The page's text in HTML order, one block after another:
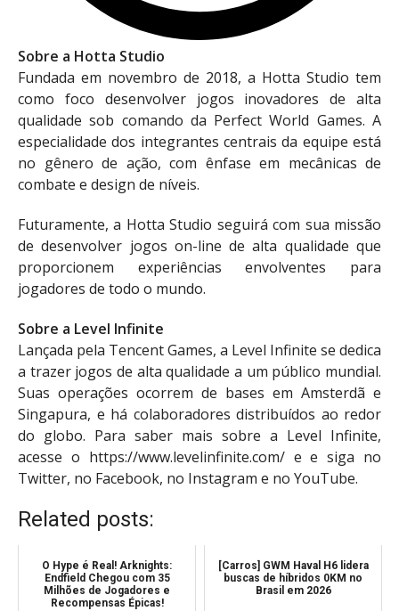
Sobre a Hotta Studio
Fundada em novembro de 2018, a Hotta Studio tem
como foco desenvolver jogos inovadores de alta
qualidade sob comando da Perfect World Games. A
especialidade dos integrantes centrais da equipe está
no gênero de ação, com ênfase em mecânicas de
combate e design de níveis.
Futuramente, a Hotta Studio seguirá com sua missão
de desenvolver jogos on-line de alta qualidade que
proporcionem experiências envolventes para
jogadores de todo o mundo.
Sobre a Level Infinite
Lançada pela Tencent Games, a Level Infinite se dedica
a trazer jogos de alta qualidade a um público mundial.
Suas operações ocorrem de bases em Amsterdã e
Singapura, e há colaboradores distribuídos ao redor
do globo. Para saber mais sobre a Level Infinite,
acesse o https://www.levelinfinite.com/ e e siga no
Twitter, no Facebook, no Instagram e no YouTube.
Related posts:
O Hype é Real! Arknights:
Endfield Chegou com 35
Milhões de Jogadores e
Recompensas Épicas!
[Carros] GWM Haval H6 lidera
buscas de híbridos 0KM no
Brasil em 2026